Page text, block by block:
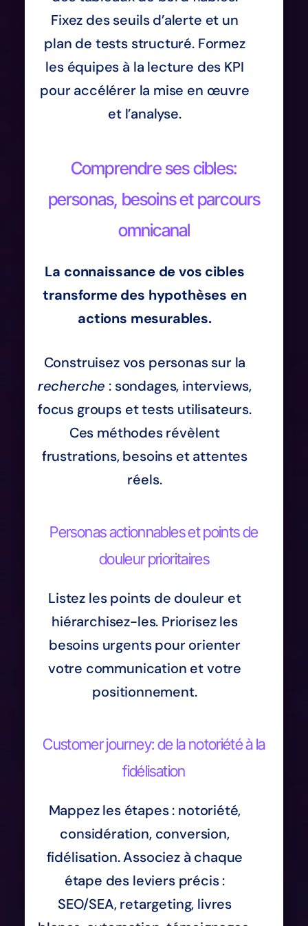
Fixez des seuils d’alerte et un
plan de tests structuré. Formez
les équipes à la lecture des KPI
pour accélérer la mise en œuvre
et l’analyse.
Comprendre ses cibles:
personas, besoins et parcours
omnicanal
La connaissance de vos cibles
transforme des hypothèses en
actions mesurables.
Construisez vos personas sur la
recherche : sondages, interviews,
focus groups et tests utilisateurs.
Ces méthodes révèlent
frustrations, besoins et attentes
réels.
Personas actionnables et points de
douleur prioritaires
Listez les points de douleur et
hiérarchisez-les. Priorisez les
besoins urgents pour orienter
votre communication et votre
positionnement.
Customer journey: de la notoriété à la
fidélisation
Mappez les étapes : notoriété,
considération, conversion,
fidélisation. Associez à chaque
étape des leviers précis :
SEO/SEA, retargeting, livres